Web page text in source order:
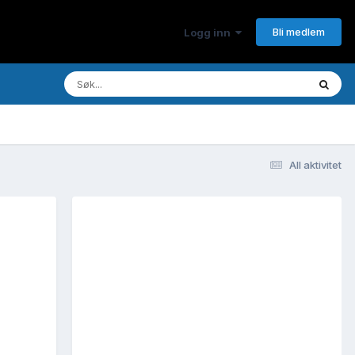
Logg inn Bli medlem
All aktivitet